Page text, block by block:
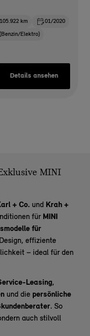
105.922 km 01/2020
Elektro)
Details ansehen
MINI
+ Co. und Krah +
für MINI
für
effiziente
– ideal für den
Leasing,
und die persönliche
. So
auch stilvoll